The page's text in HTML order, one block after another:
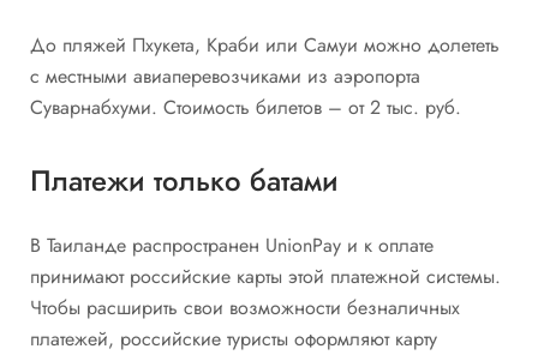
До пляжей Пхукета, Краби или Самуи можно долететь
с местными авиаперевозчиками из аэропорта
Суварнабхуми. Стоимость билетов – от 2 тыс. руб.
Платежи только батами
В Таиланде распространен UnionPay и к оплате
принимают российские карты этой платежной системы.
Чтобы расширить свои возможности безналичных
платежей, российские туристы оформляют карту